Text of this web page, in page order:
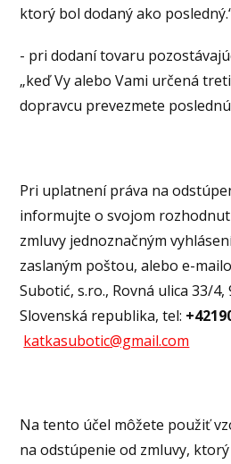
ktorý bol dodaný ako
- pri dodaní tovaru
„keď Vy alebo Vami určená
dopravcu prevezmete
Pri uplatnení práva na
informujte o svojom
zmluvy jednoznačným
zaslaným poštou, alebo e-
Subotić, s.ro., Rovná ulica 33/
Slovenská republika, tel:
katkasubotic@gmail.com
Na tento účel môžete použiť
na odstúpenie od zmluvy,